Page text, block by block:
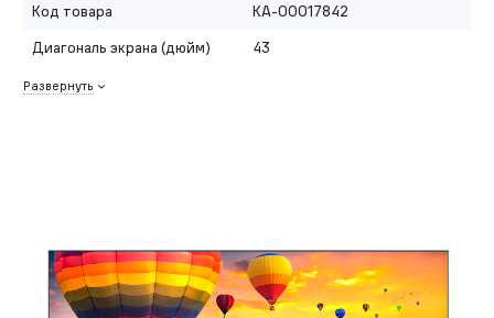
Код товара
КА-00017842
Диагональ экрана (дюйм)
43
Развернуть